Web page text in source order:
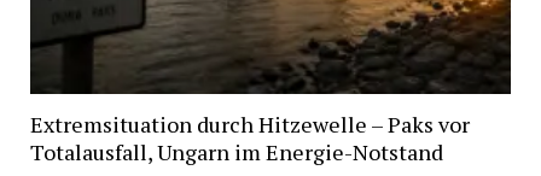
Extremsituation durch Hitzewelle – Paks vor
Totalausfall, Ungarn im Energie-Notstand